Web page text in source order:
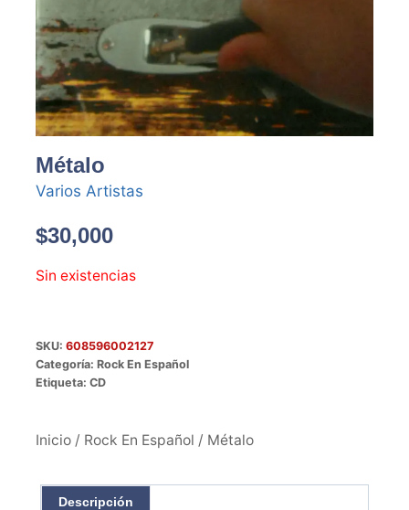
Métalo
Varios Artistas
$30,000
Sin existencias
SKU: 608596002127
Categoría: Rock En Español
Etiqueta: CD
Inicio / Rock En Español / Métalo
Descripción